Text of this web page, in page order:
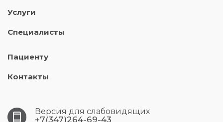
Услуги
Специалисты
Пациенту
Контакты
Версия для слабовидящих
+7(347)264-69-43